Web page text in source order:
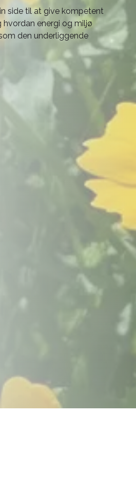
side til at give kompetent
energi og miljø
den underliggende